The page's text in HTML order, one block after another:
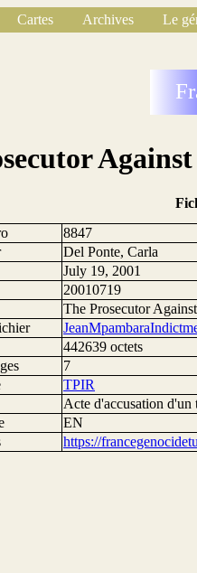
Cartes Archives
Le
8847
Del Ponte, Carla
July 19, 2001
20010719
The Prosecutor
442639 octets
7
TPIR
Acte d'accusation d'un
EN
https://